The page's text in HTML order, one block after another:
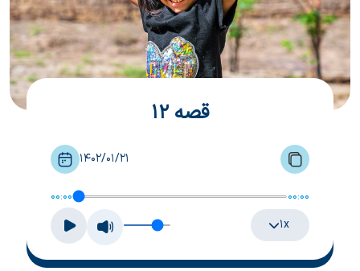
قصه 12
1402/01/21
00:00
00:00
۱x